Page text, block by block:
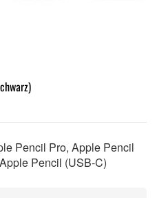
Pencil Pro, Apple Pencil
Pencil (USB-C)